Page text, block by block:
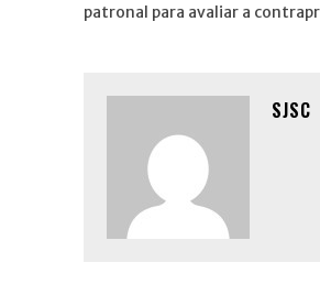
patronal para avaliar a
SJSC